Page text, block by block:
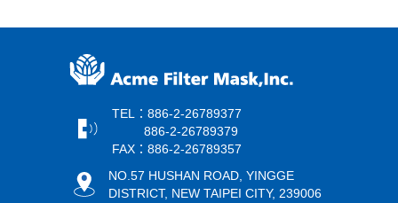
TEL：886-2-26789377
886-2-26789379
FAX：886-2-26789357
NO.57 HUSHAN ROAD, YINGGE
DISTRICT, NEW TAIPEI CITY, 239006